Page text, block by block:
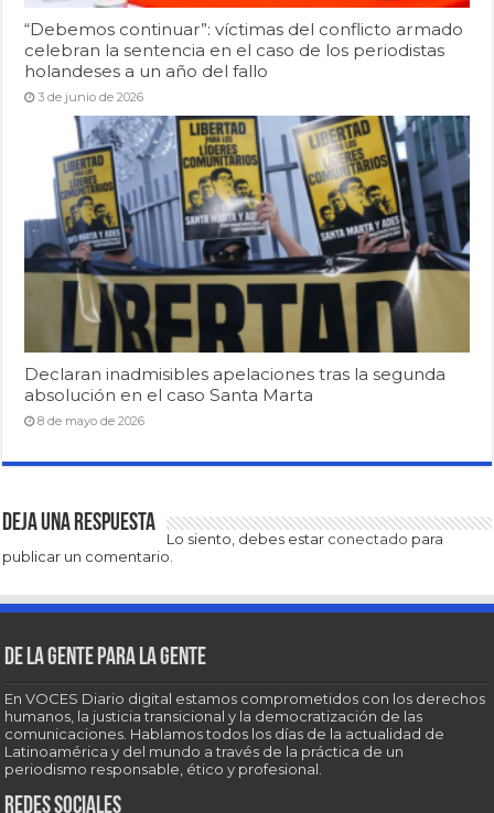
“Debemos continuar”: víctimas del conflicto armado
celebran la sentencia en el caso de los periodistas
holandeses a un año del fallo
3 de junio de 2026
Declaran inadmisibles apelaciones tras la segunda
absolución en el caso Santa Marta
8 de mayo de 2026
Deja una respuesta
Lo siento, debes estar conectado para
publicar un comentario.
De la gente para la gente
En VOCES Diario digital estamos comprometidos con los derechos
humanos, la justicia transicional y la democratización de las
comunicaciones. Hablamos todos los días de la actualidad de
Latinoamérica y del mundo a través de la práctica de un
periodismo responsable, ético y profesional.
Redes sociales